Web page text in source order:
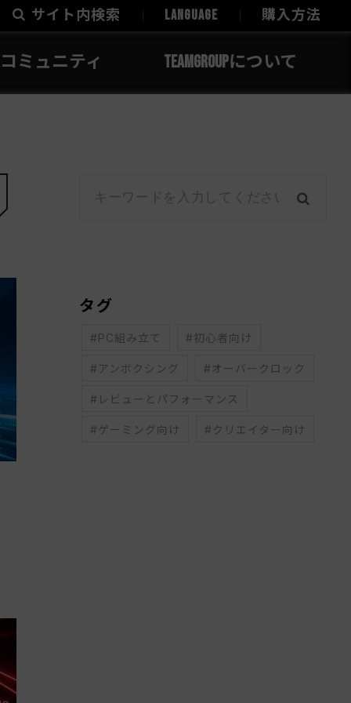
サイト内検索 LANGUAGE 購入方法
コミュニティ TEAMGROUPについて
タグ
#PC組み立て #初心者向け
#アンボクシング #オーバークロック
#レビューとパフォーマンス
#ゲーミング向け #クリエイター向け